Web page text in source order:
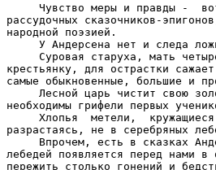
Чувство меры и правды -
рассудочных сказочников-
народной поэзией.
У Андерсена нет и следа
Суровая старуха, мать
крестьянку, для острастки
самые обыкновенные, большие и
Лесной царь чистит свою
необходимы грифели первых
Хлопья  метели,
разрастаясь, не в серебряных
Впрочем, есть в сказках
лебедей появляется перед нами
пережить столько гонений и